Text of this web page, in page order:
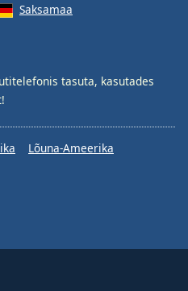
Saksamaa
tasuta, kasutades
Lõuna-Ameerika